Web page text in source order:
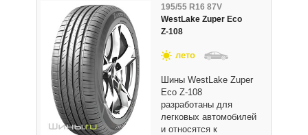
195/55 R16 87V
WestLake Zuper Eco
Z-108
лето
Шины WestLake Zuper
Eco Z-108
разработаны для
легковых автомобилей
и относятся к